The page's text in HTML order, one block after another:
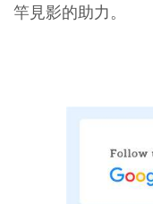
竿見影的助力。